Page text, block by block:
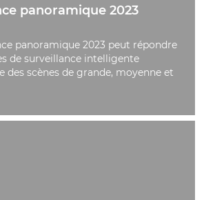
panoramique 2023
panoramique 2023 peut répondre
de surveillance intelligente
des scènes de grande, moyenne et